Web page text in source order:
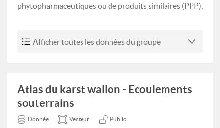
phytopharmaceutiques ou de produits similaires (PPP).
Afficher toutes les données du groupe
Atlas du karst wallon - Ecoulements
souterrains
Donnée Vecteur Public